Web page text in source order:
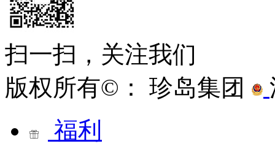
扫一扫，关注我们
版权所有©： 珍岛集团
福利